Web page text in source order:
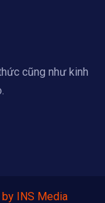
cũng như kinh
INS Media